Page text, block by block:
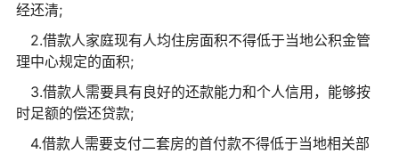
经还清;
2.借款人家庭现有人均住房面积不得低于当地公积金管
理中心规定的面积;
3.借款人需要具有良好的还款能力和个人信用，能够按
时足额的偿还贷款;
4.借款人需要支付二套房的首付款不得低于当地相关部